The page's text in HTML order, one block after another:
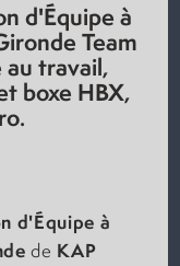
d'Équipe à
Team
travail,
boxe HBX,
d'Équipe à
de KAP